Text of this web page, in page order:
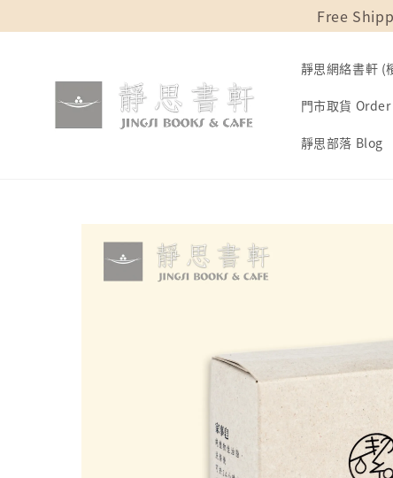
Free
靜思網絡書軒 (
門市取貨
靜思部落 Blog